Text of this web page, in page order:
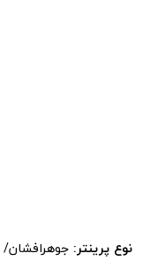
نوع پرینتر: جوهرافشان/